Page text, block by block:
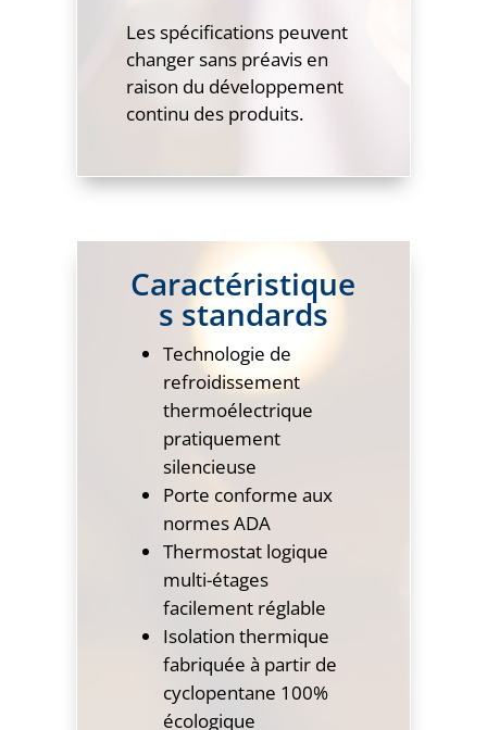
Les spécifications peuvent
changer sans préavis en
raison du développement
continu des produits.
Caractéristique
s standards
Technologie de
refroidissement
thermoélectrique
pratiquement
silencieuse
Porte conforme aux
normes ADA
Thermostat logique
multi-étages
facilement réglable
Isolation thermique
fabriquée à partir de
cyclopentane 100%
écologique